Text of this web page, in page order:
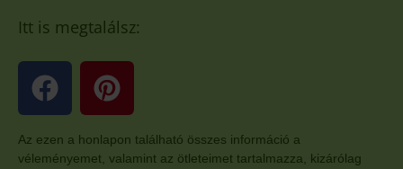
Itt is megtalálsz:
Az ezen a honlapon található összes információ a
véleményemet, valamint az ötleteimet tartalmazza, kizárólag